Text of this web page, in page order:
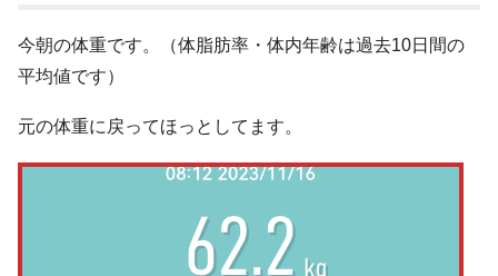
今朝の体重です。（体脂肪率・体内年齢は過去10日間の
平均値です）
元の体重に戻ってほっとしてます。